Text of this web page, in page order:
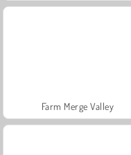
Farm Merge Valley